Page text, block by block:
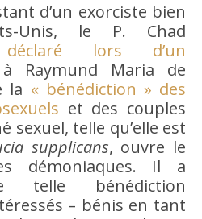
d’un exorciste bien
Unis, le P. Chad
lors d’un
Raymund Maria de
la « bénédiction » des
et des couples
sexuel, telle qu’elle est
supplicans, ouvre le
démoniaques. Il a
telle bénédiction
– bénis en tant